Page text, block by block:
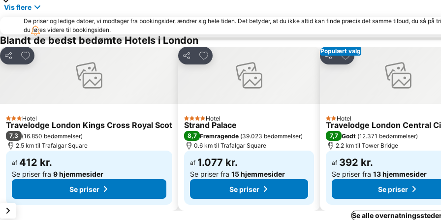
Vis flere
De priser og ledige datoer, vi modtager fra bookingsider, ændrer sig hele tiden. Det betyder, at du ikke altid kan finde præcis det samme tilbud, du så på
du føres videre til bookingsiden.
Blandt de bedst bedømte Hotels i London
Del
Føj til favoritter
3 Stjerner
Hotel
Travelodge London Kings Cross Royal Scot
7,3 (16.850 bedømmelser)
2.5 km til Trafalgar Square
af 412 kr.
Se priser fra 9 hjemmesider
Se priser
Del
Føj til favoritter
4 Stjerner
Hotel
Strand Palace
8,7 Fremragende (39.023 bedømmelser)
0.6 km til Trafalgar Square
af 1.077 kr.
Se priser fra 15 hjemmesider
Se priser
Populært valg
Del
Føj til favoritter
2 Stjerner
Hotel
Travelodge London Central
7,7 Godt (12.371 bedømmelser)
2.2 km til Tower Bridge
af 392 kr.
Se priser fra 13 hjemmesider
Se priser
Se alle